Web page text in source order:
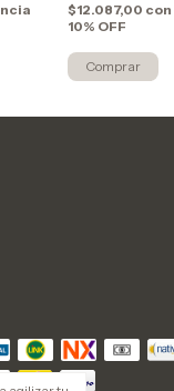
$12.087,00 con
10% OFF